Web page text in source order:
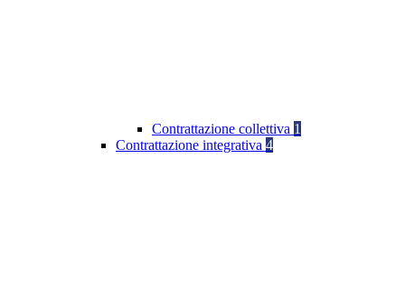
Contrattazione collettiva 1
Contrattazione integrativa 4